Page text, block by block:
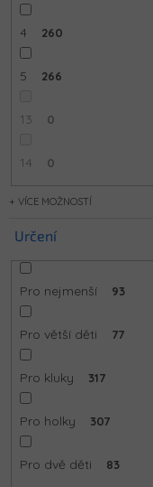
4 260
5 266
13 0
14 0
MOŽNOSTÍ
Určení
Pro nejmenší 93
Pro větší děti 77
Pro kluky 317
Pro holky 307
Pro dvě děti 83